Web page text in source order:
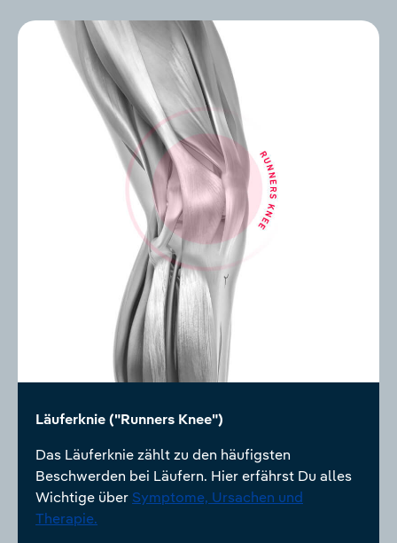
Läuferknie ("Runners Knee")
Das Läuferknie zählt zu den häufigsten
Beschwerden bei Läufern. Hier erfährst Du alles
Wichtige über Symptome, Ursachen und
Therapie.